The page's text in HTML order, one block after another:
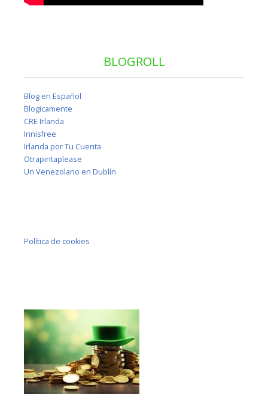
BLOGROLL
Blog en Español
Blogicamente
CRE Irlanda
Innisfree
Irlanda por Tu Cuenta
Otrapintaplease
Un Venezolano en Dublín
Política de cookies